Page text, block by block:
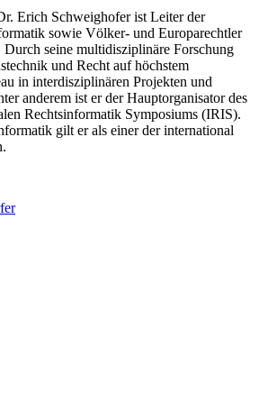
Erich Schweighofer ist Leiter der
sowie Völker- und Europarechtler
seine multidisziplinäre Forschung
und Recht auf höchstem
in interdisziplinären Projekten und
anderem ist er der Hauptorganisator des
Rechtsinformatik Symposiums (IRIS).
gilt er als einer der international